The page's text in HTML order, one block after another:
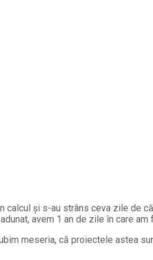
calcul și s-au strâns ceva zile de
avem 1 an de zile în care
meseria, că proiectele astea